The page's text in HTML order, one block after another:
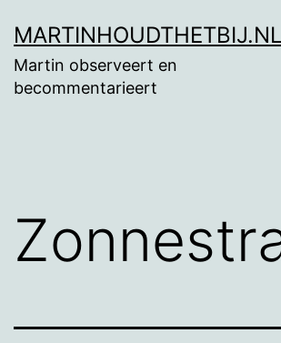
naar
de
MARTINHOUDTHETBIJ.NL
Martin observeert en
becommentarieert